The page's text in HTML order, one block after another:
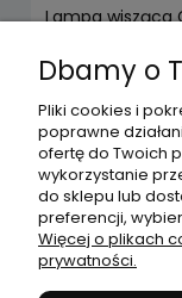
Lampa wisząca
Dbamy o
Pliki cookies i
poprawne
ofertę do Twoich
wykorzystanie
do sklepu lub
preferencji,
Więcej o plikach
prywatności.